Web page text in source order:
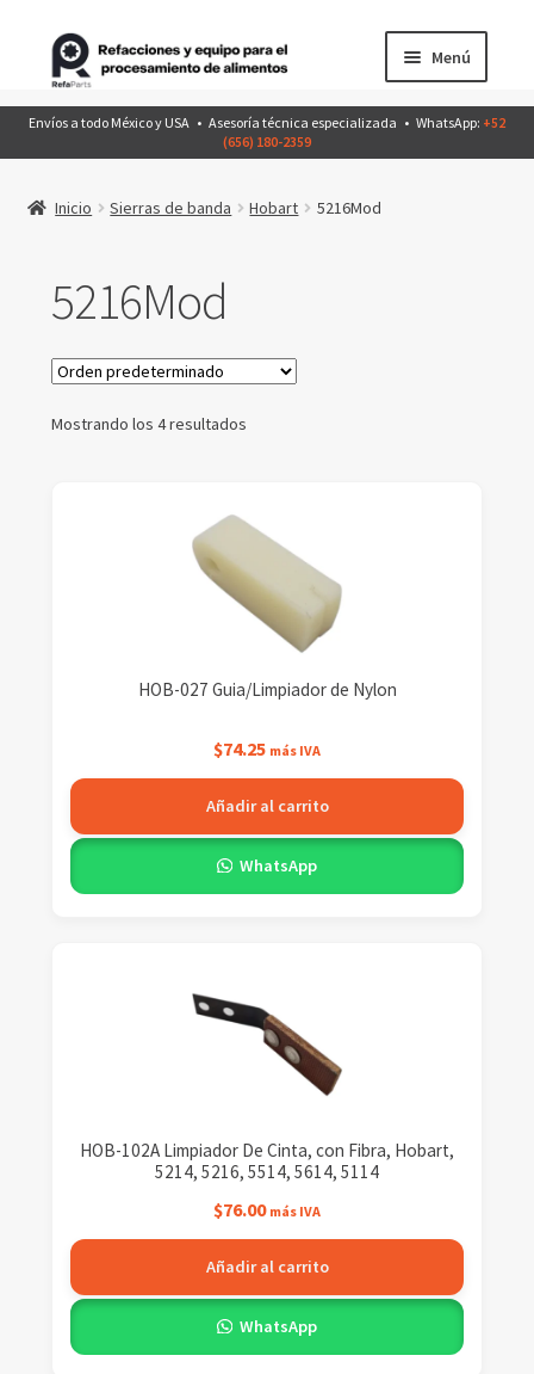
Ir
a
la
navegación
Ir
al
contenido
Menú
Inicio
Catálogo
EquiposDeSegunda
Contáctanos
Envíos a todo México y USA • Asesoría técnica especializada • WhatsApp: +52
(656) 180-2359
Inicio Sierras de banda Hobart 5216Mod
5216Mod
Mostrando los 4 resultados
HOB-027 Guia/Limpiador de Nylon
$74.25 más IVA
Añadir al carrito
WhatsApp
HOB-102A Limpiador De Cinta, con Fibra, Hobart,
5214, 5216, 5514, 5614, 5114
$76.00 más IVA
Añadir al carrito
WhatsApp